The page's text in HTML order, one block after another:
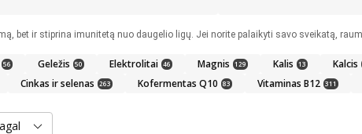
56 Geležis 50 Elektrolitai 46 Magnis 129 Kalis 13 Kalcis
Cinkas ir selenas 263 Kofermentas Q10 83 Vitaminas B12 311